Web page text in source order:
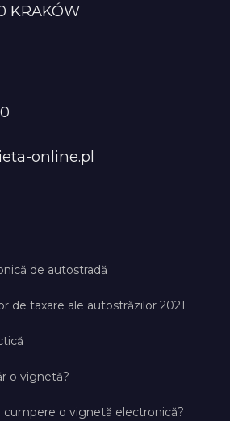
KRAKÓW
online.pl
de autostradă
de taxare ale autostrăzilor 2021
o vignetă?
cumpere o vignetă electronică?